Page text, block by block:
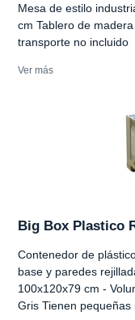
Mesa de estilo
cm Tablero de
transporte no incluido
Ver más
Big Box Plastico
Contenedor de
base y paredes
100x120x79 cm -
Gris Tienen pequeñas